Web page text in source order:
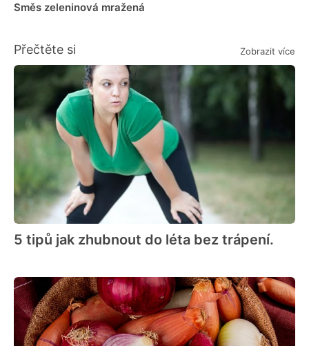
Směs zeleninová mražená
Přečtěte si Zobrazit více
5 tipů jak zhubnout do léta bez trápení.